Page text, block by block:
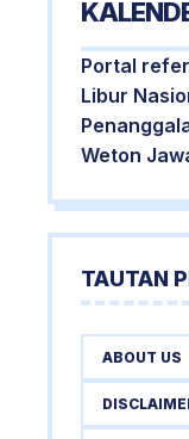
Portal
Libur
Weton
TAUTAN
ABOUT US